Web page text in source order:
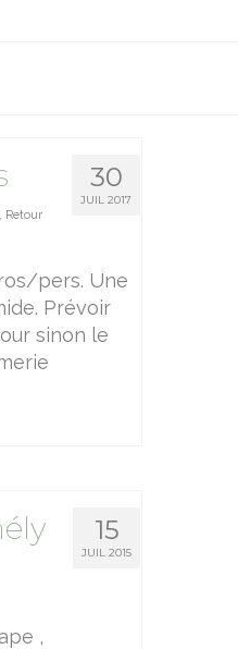
30
JUIL 2017
Retour
pers. Une
Prévoir
sinon le
15
JUIL 2015
,